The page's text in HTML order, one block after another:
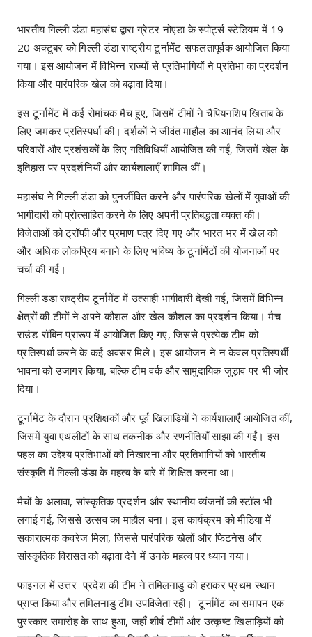
भारतीय गिल्ली डंडा महासंघ द्वारा ग्रेटर नोएडा के स्पोर्ट्स स्टेडियम में 19-
20 अक्टूबर को गिल्ली डंडा राष्ट्रीय टूर्नामेंट सफलतापूर्वक आयोजित किया
गया। इस आयोजन में विभिन्न राज्यों से प्रतिभागियों ने प्रतिभा का प्रदर्शन
किया और पारंपरिक खेल को बढ़ावा दिया।
इस टूर्नामेंट में कई रोमांचक मैच हुए, जिसमें टीमों ने चैंपियनशिप खिताब के
लिए जमकर प्रतिस्पर्धा की। दर्शकों ने जीवंत माहौल का आनंद लिया और
परिवारों और प्रशंसकों के लिए गतिविधियाँ आयोजित की गईं, जिसमें खेल के
इतिहास पर प्रदर्शनियाँ और कार्यशालाएँ शामिल थीं।
महासंघ ने गिल्ली डंडा को पुनर्जीवित करने और पारंपरिक खेलों में युवाओं की
भागीदारी को प्रोत्साहित करने के लिए अपनी प्रतिबद्धता व्यक्त की।
विजेताओं को ट्रॉफी और प्रमाण पत्र दिए गए और भारत भर में खेल को
और अधिक लोकप्रिय बनाने के लिए भविष्य के टूर्नामेंटों की योजनाओं पर
चर्चा की गई।
गिल्ली डंडा राष्ट्रीय टूर्नामेंट में उत्साही भागीदारी देखी गई, जिसमें विभिन्न
क्षेत्रों की टीमों ने अपने कौशल और खेल कौशल का प्रदर्शन किया। मैच
राउंड-रॉबिन प्रारूप में आयोजित किए गए, जिससे प्रत्येक टीम को
प्रतिस्पर्धा करने के कई अवसर मिले। इस आयोजन ने न केवल प्रतिस्पर्धी
भावना को उजागर किया, बल्कि टीम वर्क और सामुदायिक जुड़ाव पर भी जोर
दिया।
टूर्नामेंट के दौरान प्रशिक्षकों और पूर्व खिलाड़ियों ने कार्यशालाएँ आयोजित कीं,
जिसमें युवा एथलीटों के साथ तकनीक और रणनीतियाँ साझा की गईं। इस
पहल का उद्देश्य प्रतिभाओं को निखारना और प्रतिभागियों को भारतीय
संस्कृति में गिल्ली डंडा के महत्व के बारे में शिक्षित करना था।
मैचों के अलावा, सांस्कृतिक प्रदर्शन और स्थानीय व्यंजनों की स्टॉल भी
लगाई गई, जिससे उत्सव का माहौल बना। इस कार्यक्रम को मीडिया में
सकारात्मक कवरेज मिला, जिससे पारंपरिक खेलों और फिटनेस और
सांस्कृतिक विरासत को बढ़ावा देने में उनके महत्व पर ध्यान गया।
फाइनल में उत्तर प्रदेश की टीम ने तमिलनाडु को हराकर प्रथम स्थान
प्राप्त किया और तमिलनाडु टीम उपविजेता रही। टूर्नामेंट का समापन एक
पुरस्कार समारोह के साथ हुआ, जहाँ शीर्ष टीमों और उत्कृष्ट खिलाड़ियों को